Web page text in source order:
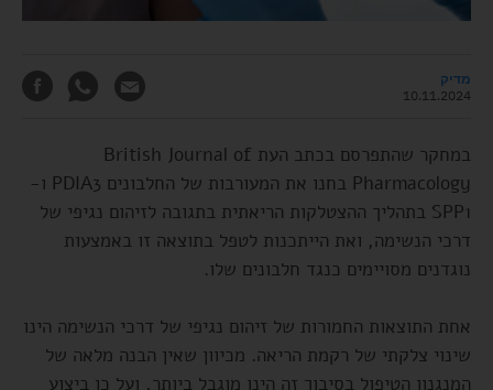
מדיק
10.11.2024
במחקר שהתפרסם בכתב העת British Journal of
Pharmacology בחנו את המעורבות של החלבונים PDIA3 ו-
SPP1 בתהליך ההצטלקות הריאתית בתגובה לזיהום נגיפי של
דרכי הנשימה, ואת הייתכנות לטפל בתוצאה זו באמצעות
נוגדנים מסויימים כנגד חלבונים שלו.
אחת התוצאות החמורות של זיהום נגיפי של דרכי הנשימה הינו
שינוי צלקתי של רקמת הריאה. מכיוון שאין הבנה מלאה של
המנגנון הטיפול בסיבוך זה הינו מוגבל ביותר, ועל כן ביצוע